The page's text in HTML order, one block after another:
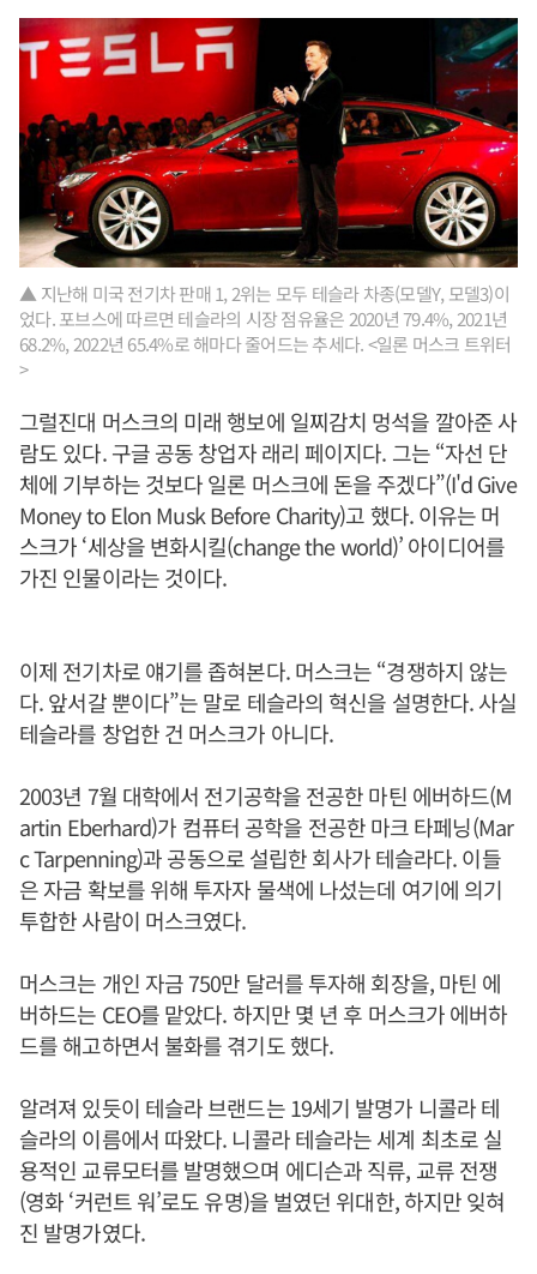
▲ 지난해 미국 전기차 판매 1, 2위는 모두 테슬라 차종(모델Y, 모델3)이
었다. 포브스에 따르면 테슬라의 시장 점유율은 2020년 79.4%, 2021년
68.2%, 2022년 65.4%로 해마다 줄어드는 추세다. <일론 머스크 트위터
>
그럴진대 머스크의 미래 행보에 일찌감치 멍석을 깔아준 사
람도 있다. 구글 공동 창업자 래리 페이지다. 그는 “자선 단
체에 기부하는 것보다 일론 머스크에 돈을 주겠다”(I'd Give
Money to Elon Musk Before Charity)고 했다. 이유는 머
스크가 ‘세상을 변화시킬(change the world)’ 아이디어를
가진 인물이라는 것이다.
이제 전기차로 얘기를 좁혀본다. 머스크는 “경쟁하지 않는
다. 앞서갈 뿐이다”는 말로 테슬라의 혁신을 설명한다. 사실
테슬라를 창업한 건 머스크가 아니다.
2003년 7월 대학에서 전기공학을 전공한 마틴 에버하드(M
artin Eberhard)가 컴퓨터 공학을 전공한 마크 타페닝(Mar
c Tarpenning)과 공동으로 설립한 회사가 테슬라다. 이들
은 자금 확보를 위해 투자자 물색에 나섰는데 여기에 의기
투합한 사람이 머스크였다.
머스크는 개인 자금 750만 달러를 투자해 회장을, 마틴 에
버하드는 CEO를 맡았다. 하지만 몇 년 후 머스크가 에버하
드를 해고하면서 불화를 겪기도 했다.
알려져 있듯이 테슬라 브랜드는 19세기 발명가 니콜라 테
슬라의 이름에서 따왔다. 니콜라 테슬라는 세계 최초로 실
용적인 교류모터를 발명했으며 에디슨과 직류, 교류 전쟁
(영화 ‘커런트 워’로도 유명)을 벌였던 위대한, 하지만 잊혀
진 발명가였다.